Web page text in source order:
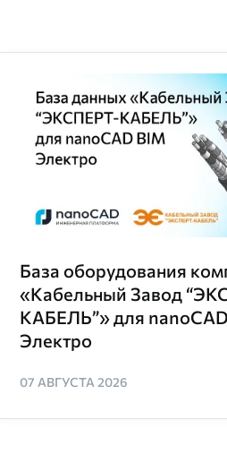
База оборудования
«Кабельный Завод
КАБЕЛЬ”» для
Электро
07 АВГУСТА 2026